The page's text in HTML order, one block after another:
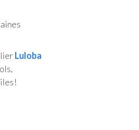
Luloba